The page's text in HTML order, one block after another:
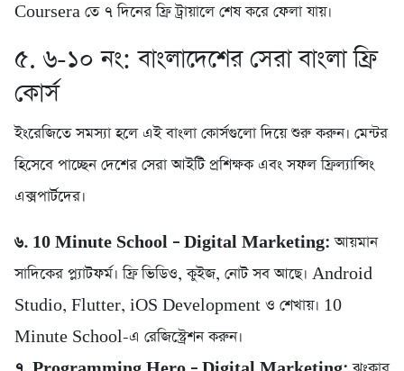
Coursera তে ৭ দিনের ফ্রি ট্রায়ালে শেষ করে ফেলা যায়।
৫. ৬-১০ নং: বাংলাদেশের সেরা বাংলা ফ্রি
কোর্স
ইংরেজিতে সমস্যা হলে এই বাংলা কোর্সগুলো দিয়ে শুরু করুন। মেন্টর
হিসেবে পাচ্ছেন দেশের সেরা আইটি প্রশিক্ষক এবং সফল ফ্রিল্যান্সিং
এক্সপার্টদের।
৬. 10 Minute School – Digital Marketing: আয়মান
সাদিকের প্ল্যাটফর্ম। ফ্রি ভিডিও, কুইজ, নোট সব আছে। Android
Studio, Flutter, iOS Development ও শেখায়। 10
Minute School-এ রেজিস্ট্রেশন করুন।